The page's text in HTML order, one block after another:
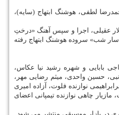
لطفی، هوشنگ ابتهاج (سایه)،
عقیلی، اجرا و سپس آهنگ «درختِ
شب» سروده هوشنگ ابتهاج رفته
بابایی و شهره رشید نیا عكاس،
حسین واحدی، میثم رضایی مهر،
نوازنده فلوت، آزاده امیری
مازیار چاهی نوازنده تیمپانی اعضای
در بازار موسیقی منتشر می شود.